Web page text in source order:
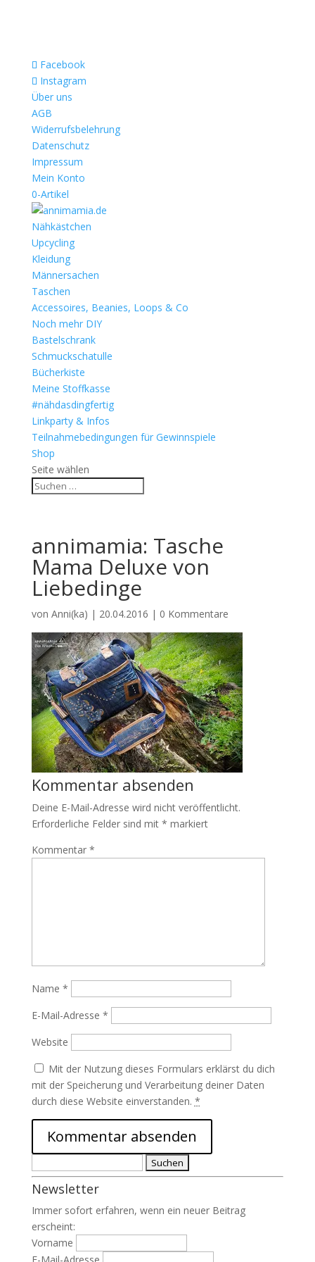
Facebook
Instagram
Über uns
AGB
Widerrufsbelehrung
Datenschutz
Impressum
Mein Konto
0-Artikel
Nähkästchen
Upcycling
Kleidung
Männersachen
Taschen
Accessoires, Beanies, Loops & Co
Noch mehr DIY
Bastelschrank
Schmuckschatulle
Bücherkiste
Meine Stoffkasse
#nähdasdingfertig
Linkparty & Infos
Teilnahmebedingungen für Gewinnspiele
Shop
Seite wählen
annimamia: Tasche
Mama Deluxe von
Liebedinge
von Anni(ka) | 20.04.2016 | 0 Kommentare
Kommentar absenden
Deine E-Mail-Adresse wird nicht veröffentlicht.
Erforderliche Felder sind mit * markiert
Kommentar *
Name *
E-Mail-Adresse *
Website
Mit der Nutzung dieses Formulars erklärst du dich
mit der Speicherung und Verarbeitung deiner Daten
durch diese Website einverstanden. *
nach:
Newsletter
Immer sofort erfahren, wenn ein neuer Beitrag
erscheint:
Vorname